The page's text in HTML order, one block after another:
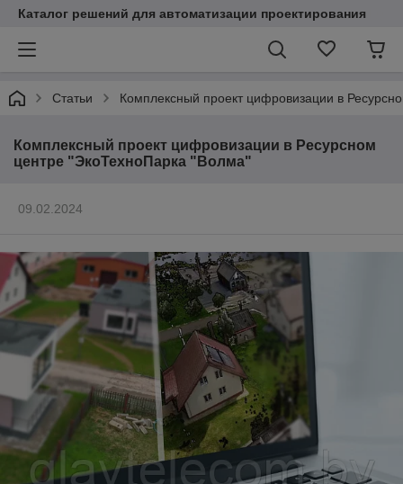
Каталог решений для автоматизации проектирования
Статьи Комплексный проект цифровизации в
Комплексный проект цифровизации в Ресурсном
центре "ЭкоТехноПарка "Волма"
09.02.2024